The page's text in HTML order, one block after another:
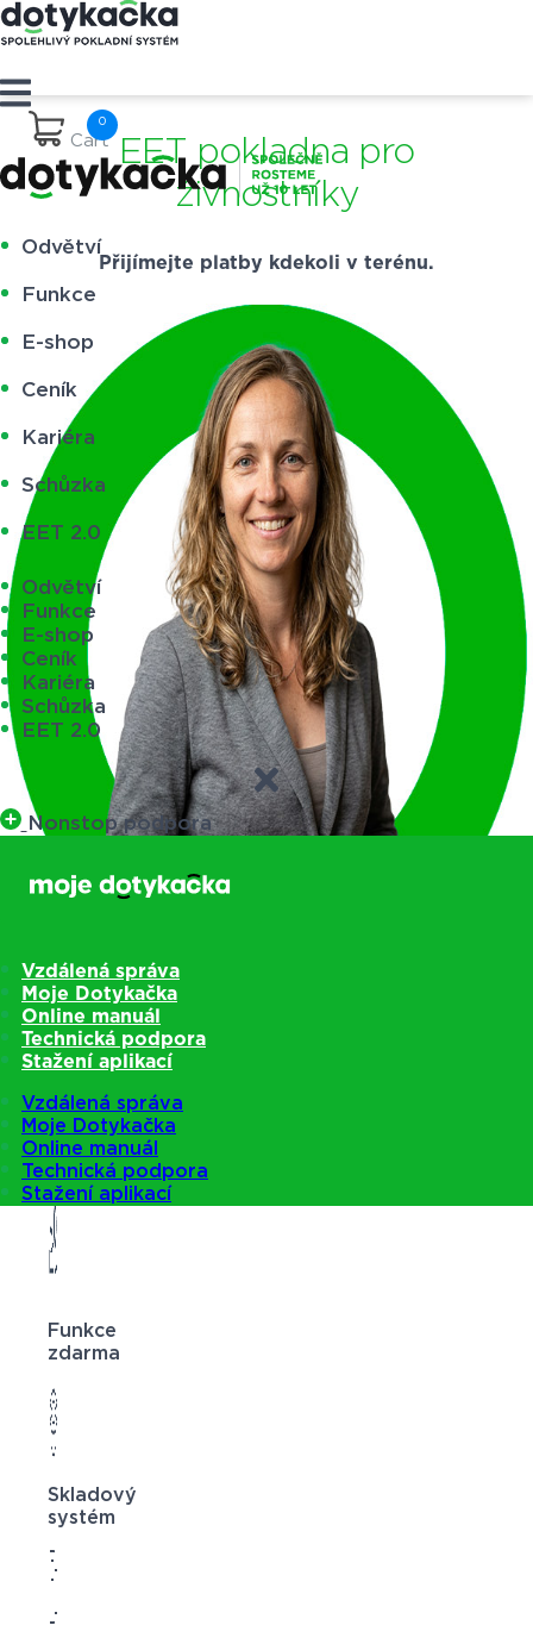
Cart
Odvětví
Funkce
E-shop
Ceník
Kariéra
Schůzka
EET 2.0
Odvětví
Funkce
E-shop
Ceník
Kariéra
Schůzka
EET 2.0
Nonstop podpora
Vzdálená správa
Moje Dotykačka
Online manuál
Technická podpora
Stažení aplikací
Vzdálená správa
Moje Dotykačka
Online manuál
Technická podpora
Stažení aplikací
EET pokladna pro
živnostníky
Přijímejte platby kdekoli v terénu.
Funkce
zdarma
Skladový
systém